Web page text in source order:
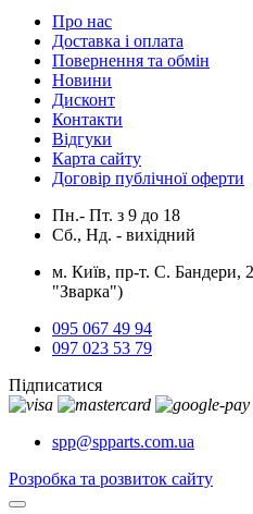
Про нас
Доставка і оплата
Повернення та обмін
Новини
Дисконт
Контакти
Відгуки
Карта сайту
Договір публічної оферти
Пн.- Пт. з 9 до 18
Сб., Нд. - вихідний
м. Київ, пр-т. С. Бандери,
"Зварка")
095 067 49 94
097 023 53 79
Підписатися
spp@spparts.com.ua
Розробка та розвиток сайту